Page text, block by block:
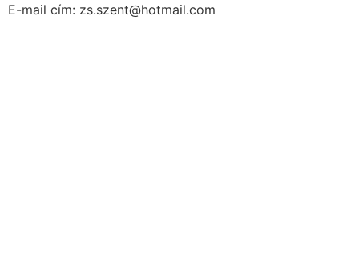
E-mail cím: zs.szent@hotmail.com